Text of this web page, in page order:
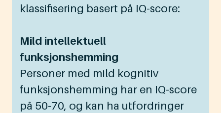
klassifisering basert på IQ-score:
Mild intellektuell
funksjonshemming
Personer med mild kognitiv
funksjonshemming har en IQ-score
på 50-70, og kan ha utfordringer